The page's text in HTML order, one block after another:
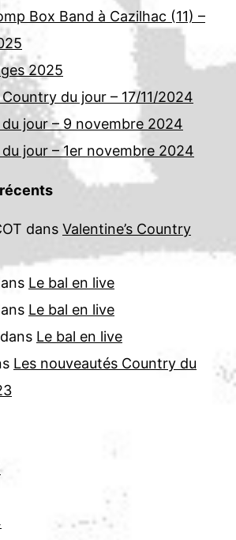
Box Band à Cazilhac (11) –
2025
du jour – 17/11/2024
jour – 9 novembre 2024
jour – 1er novembre 2024
dans Valentine’s Country
Le bal en live
Le bal en live
dans Le bal en live
Les nouveautés Country du